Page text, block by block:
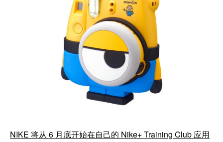
NIKE 将从 6 月底开始在自己的 Nike+ Training Club 应用